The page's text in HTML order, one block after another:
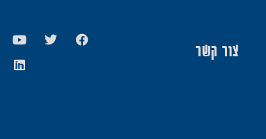
צור קשר